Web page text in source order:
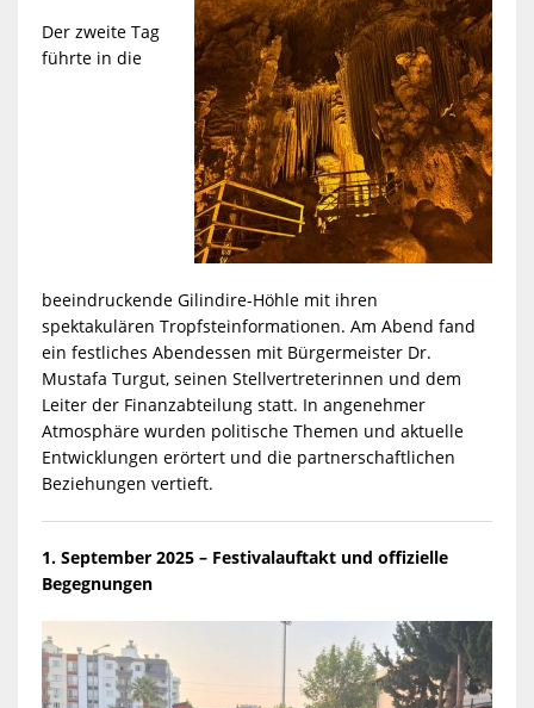
Der zweite Tag
führte in die
beeindruckende Gilindire-Höhle mit ihren
spektakulären Tropfsteinformationen. Am Abend fand
ein festliches Abendessen mit Bürgermeister Dr.
Mustafa Turgut, seinen Stellvertreterinnen und dem
Leiter der Finanzabteilung statt. In angenehmer
Atmosphäre wurden politische Themen und aktuelle
Entwicklungen erörtert und die partnerschaftlichen
Beziehungen vertieft.
1. September 2025 – Festivalauftakt und offizielle
Begegnungen